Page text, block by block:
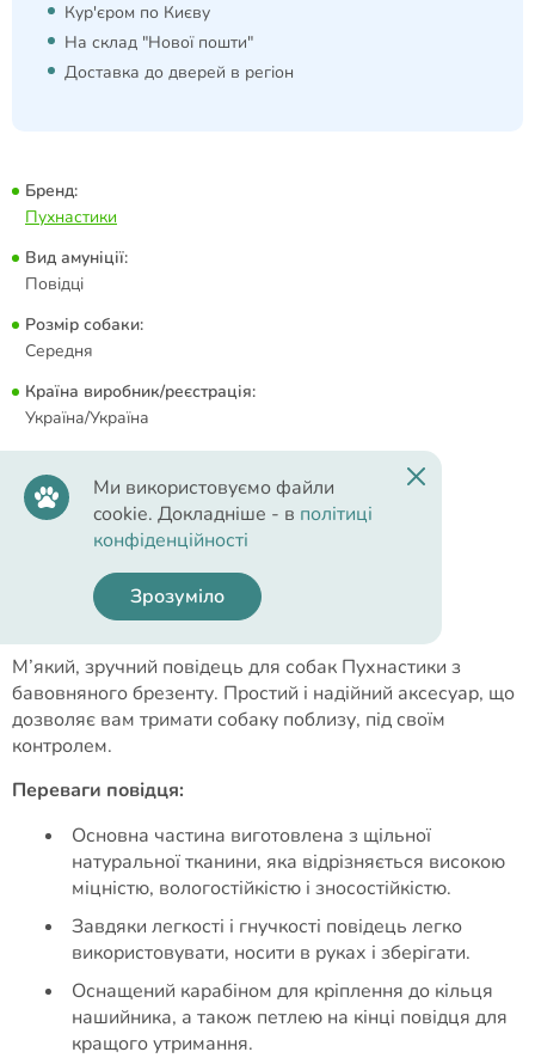
Кур'єром по Києву
На склад "Нової пошти"
Доставка до дверей в регіон
Бренд:
Пухнастики
Вид амуніції:
Повідці
Розмір собаки:
Середня
Країна виробник/реєстрація:
Україна/Україна
Пухнастики брезентовий повідець для собак.
М’який, зручний повідець для собак Пухнастики з
бавовняного брезенту. Простий і надійний аксесуар, що
дозволяє вам тримати собаку поблизу, під своїм
контролем.
Переваги повідця:
Основна частина виготовлена з щільної
натуральної тканини, яка відрізняється високою
міцністю, вологостійкістю і зносостійкістю.
Завдяки легкості і гнучкості повідець легко
використовувати, носити в руках і зберігати.
Оснащений карабіном для кріплення до кільця
нашийника, а також петлею на кінці повідця для
кращого утримання.
Ми використовуємо файли
cookie. Докладніше - в політиці
конфіденційності
Зрозуміло